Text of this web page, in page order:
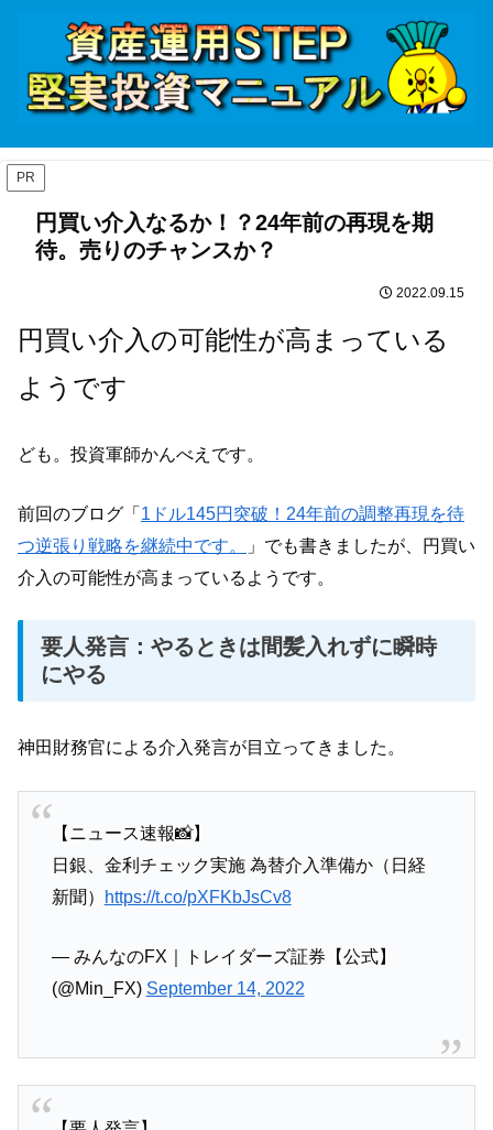
PR
円買い介入なるか！？24年前の再現を期
待。売りのチャンスか？
2022.09.15
円買い介入の可能性が高まっている
ようです
ども。投資軍師かんべえです。
前回のブログ「1ドル145円突破！24年前の調整再現を待
つ逆張り戦略を継続中です。
」でも書きましたが、円買い
介入の可能性が高まっているようです。
要人発言：やるときは間髪入れずに瞬時
にやる
神田財務官による介入発言が目立ってきました。
【ニュース速報📸】
日銀、金利チェック実施 為替介入準備か（日経
新聞） https://t.co/pXFKbJsCv8
— みんなのFX｜トレイダーズ証券【公式】
(@Min_FX) September 14, 2022